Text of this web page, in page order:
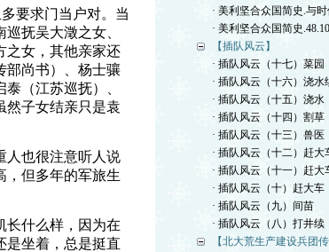
要求门当户对。当
抚吴大澂之女、
之女，其他亲家还
部尚书）、杨士骧
（江苏巡抚）、
然子女结亲只是袁
人也很注意听人说
，但多年的军旅生
长什么样，因为在
是坐着，总是挺直
· 美利坚合众国简史.与
· 美利坚合众国简史
【插队风云】
· 插队风云（十七）菜园
· 插队风云（十六）浇水
· 插队风云（十五）浇水
· 插队风云（十四）割草
· 插队风云（十三）兽医
· 插队风云（十二）赶大
· 插队风云（十一）赶大
· 插队风云（十）赶大车
· 插队风云（九）间苗
· 插队风云（八）打井续
【北大荒生产建设兵团